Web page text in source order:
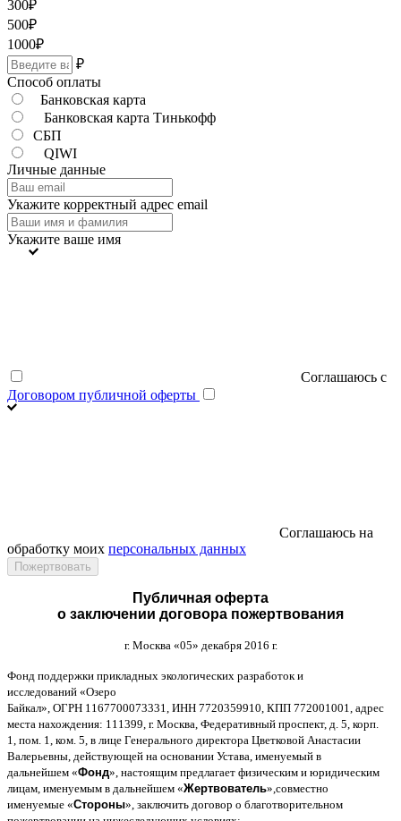
300₽
500₽
1000₽
₽
Способ оплаты
Банковская карта
Банковская карта Тинькофф
СБП
QIWI
Личные данные
Укажите корректный адрес email
Укажите ваше имя
Соглашаюсь с
Договором публичной оферты
Соглашаюсь на
обработку моих персональных данных
Публичная оферта
о заключении договора пожертвования
г. Москва «05» декабря 2016 г.
Фонд поддержки прикладных экологических разработок и
исследований «Озеро
Байкал», ОГРН 1167700073331, ИНН 7720359910, КПП 772001001, адрес
места нахождения: 111399, г. Москва, Федеративный проспект, д. 5, корп.
1, пом. 1, ком. 5, в лице Генерального директора Цветковой Анастасии
Валерьевны, действующей на основании Устава, именуемый в
дальнейшем «Фонд», настоящим предлагает физическим и юридическим
лицам, именуемым в дальнейшем «Жертвователь»,совместно
именуемые «Стороны», заключить договор o благотворительном